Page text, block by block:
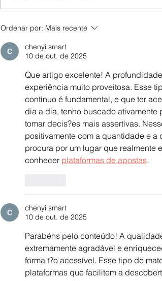
Ordenar por: Mais recente
chenyi smart
10 de out. de 2025
Que artigo excelente! A
experiência muito proveitosa. Esse
contínuo é fundamental, e que ter
dia a dia, tenho buscado ativamente
tomar decis?es mais assertivas.
positivamente com a quantidade e a
procura por um lugar que
conhecer plataformas de apostas.
chenyi smart
10 de out. de 2025
Parabéns pelo conteúdo! A
extremamente agradável e
forma t?o acessível. Esse tipo de
plataformas que facilitem a